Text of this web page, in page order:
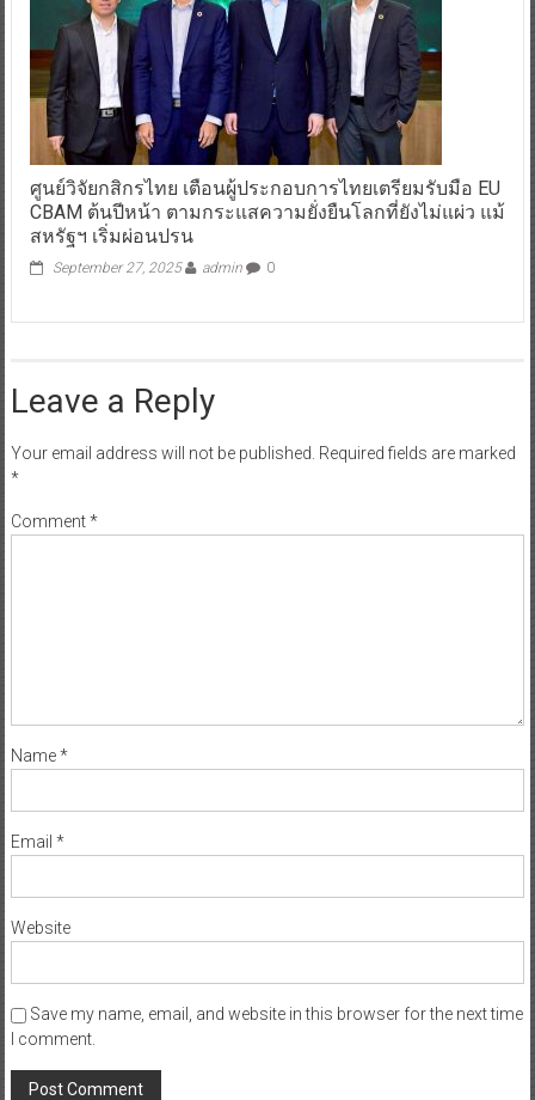
ศูนย์วิจัยกสิกรไทย เตือนผู้ประกอบการไทยเตรียมรับมือ EU
CBAM ต้นปีหน้า ตามกระแสความยั่งยืนโลกที่ยังไม่แผ่ว แม้
สหรัฐฯ เริ่มผ่อนปรน
September 27, 2025 admin 0
Leave a Reply
Your email address will not be published. Required fields are marked
*
Comment*
Name*
Email *
Website
Save my name, email, and website in this browser for the next time
I comment.